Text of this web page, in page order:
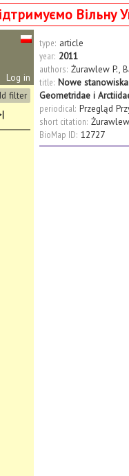
Вільну
Log in
filter
type: article
year: 2011
authors: Żurawlew P.,
title: Nowe
Geometridae i
periodical: Przegląd
short citation:
BioMap ID: 12727